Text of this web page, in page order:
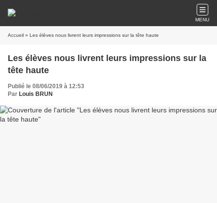
MENU
Accueil » Les élèves nous livrent leurs impressions sur la tête haute
Les élèves nous livrent leurs impressions sur la
tête haute
Publié le 08/06/2019 à 12:53
Par Louis BRUN